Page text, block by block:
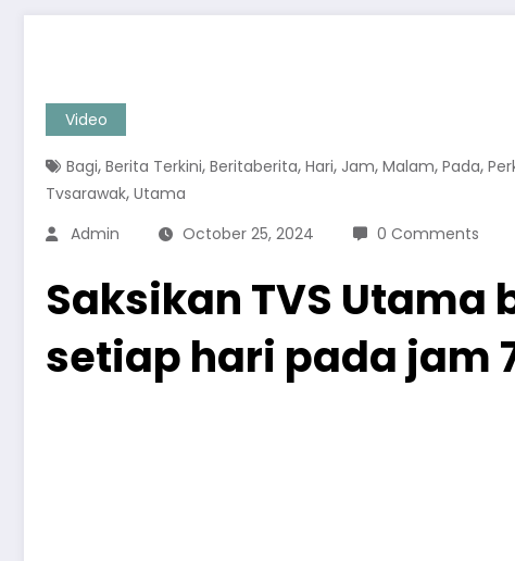
Video
Bagi, Berita Terkini, Beritaberita, Hari, Jam, Malam, Pada,
Tvsarawak, Utama
Admin
October 25, 2024 0 Comments
Saksikan TVS
setiap hari pada jam